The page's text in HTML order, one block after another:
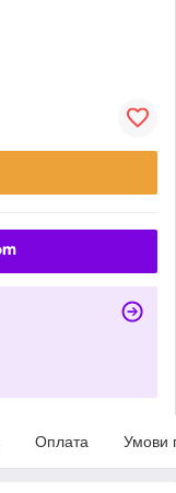
Оплата Умови